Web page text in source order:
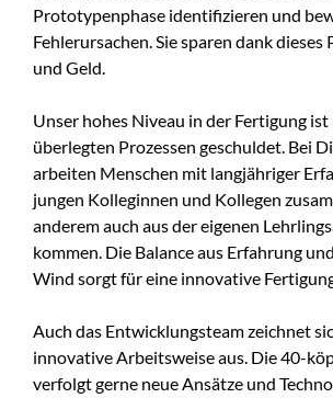
Prototypenphase identifizieren und
Fehlerursachen. Sie sparen dank dieses
und Geld.
Unser hohes Niveau in der Fertigung
überlegten Prozessen geschuldet. Bei
arbeiten Menschen mit langjähriger
jungen Kolleginnen und Kollegen
anderem auch aus der eigenen
kommen. Die Balance aus Erfahrung
Wind sorgt für eine innovative
Auch das Entwicklungsteam zeichnet
innovative Arbeitsweise aus. Die 40-
verfolgt gerne neue Ansätze und